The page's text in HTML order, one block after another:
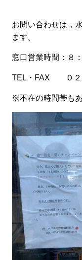
お問い合わせは，
ます。
窓口営業時間：８
TEL・FAX ０２
※不在の時間帯も